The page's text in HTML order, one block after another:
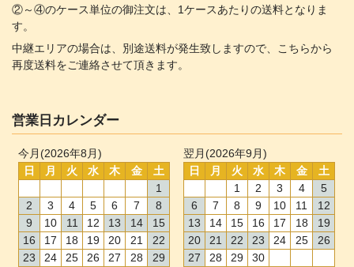
②～④のケース単位の御注文は、1ケースあたりの送料となりま
す。
中継エリアの場合は、別途送料が発生致しますので、こちらから
再度送料をご連絡させて頂きます。
営業日カレンダー
今月(2026年8月)
日
月 火 水 木 金
土
1
2
3 4 5 6 7
8
9
10 11 12 13 14
15
16
17 18 19 20 21
22
23
24 25 26 27 28
29
翌月(2026年9月)
日
月 火 水 木 金
土
1
2 3 4
5
6
7 8 9 10 11
12
13
14 15 16 17 18
19
20
21 22 23 24 25
26
27
28 29
30